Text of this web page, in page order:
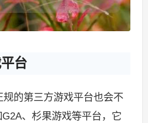
台
规的第三方游戏平台也会不
、杉果游戏等平台，它